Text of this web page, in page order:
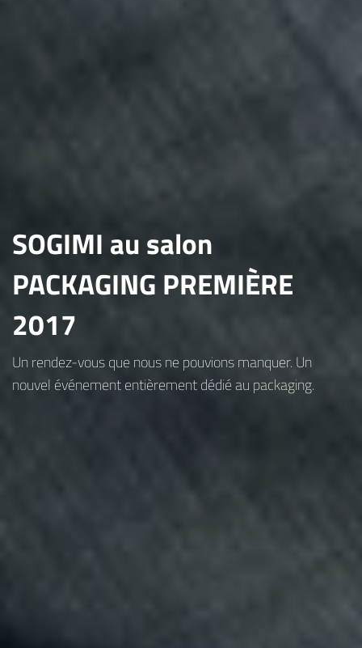
SOGIMI au salon
PACKAGING PREMIÈRE
2017
Un rendez-vous que nous ne pouvions manquer. Un
nouvel événement entièrement dédié au packaging.